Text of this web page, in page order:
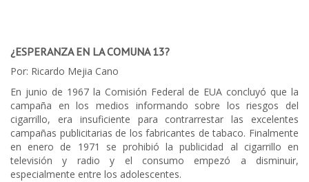
¿ESPERANZA EN LA COMUNA 13?
Por: Ricardo Mejia Cano
En junio de 1967 la Comisión Federal de EUA concluyó que la
campaña en los medios informando sobre los riesgos del
cigarrillo, era insuficiente para contrarrestar las excelentes
campañas publicitarias de los fabricantes de tabaco. Finalmente
en enero de 1971 se prohibió la publicidad al cigarrillo en
televisión y radio y el consumo empezó a disminuir,
especialmente entre los adolescentes.